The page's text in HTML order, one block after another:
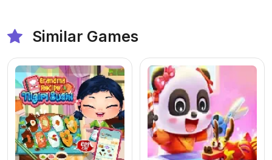
Similar Games